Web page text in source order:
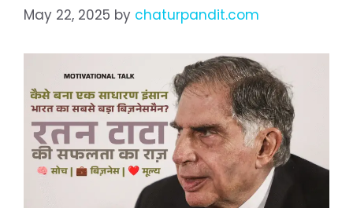
May 22, 2025 by chaturpandit.com